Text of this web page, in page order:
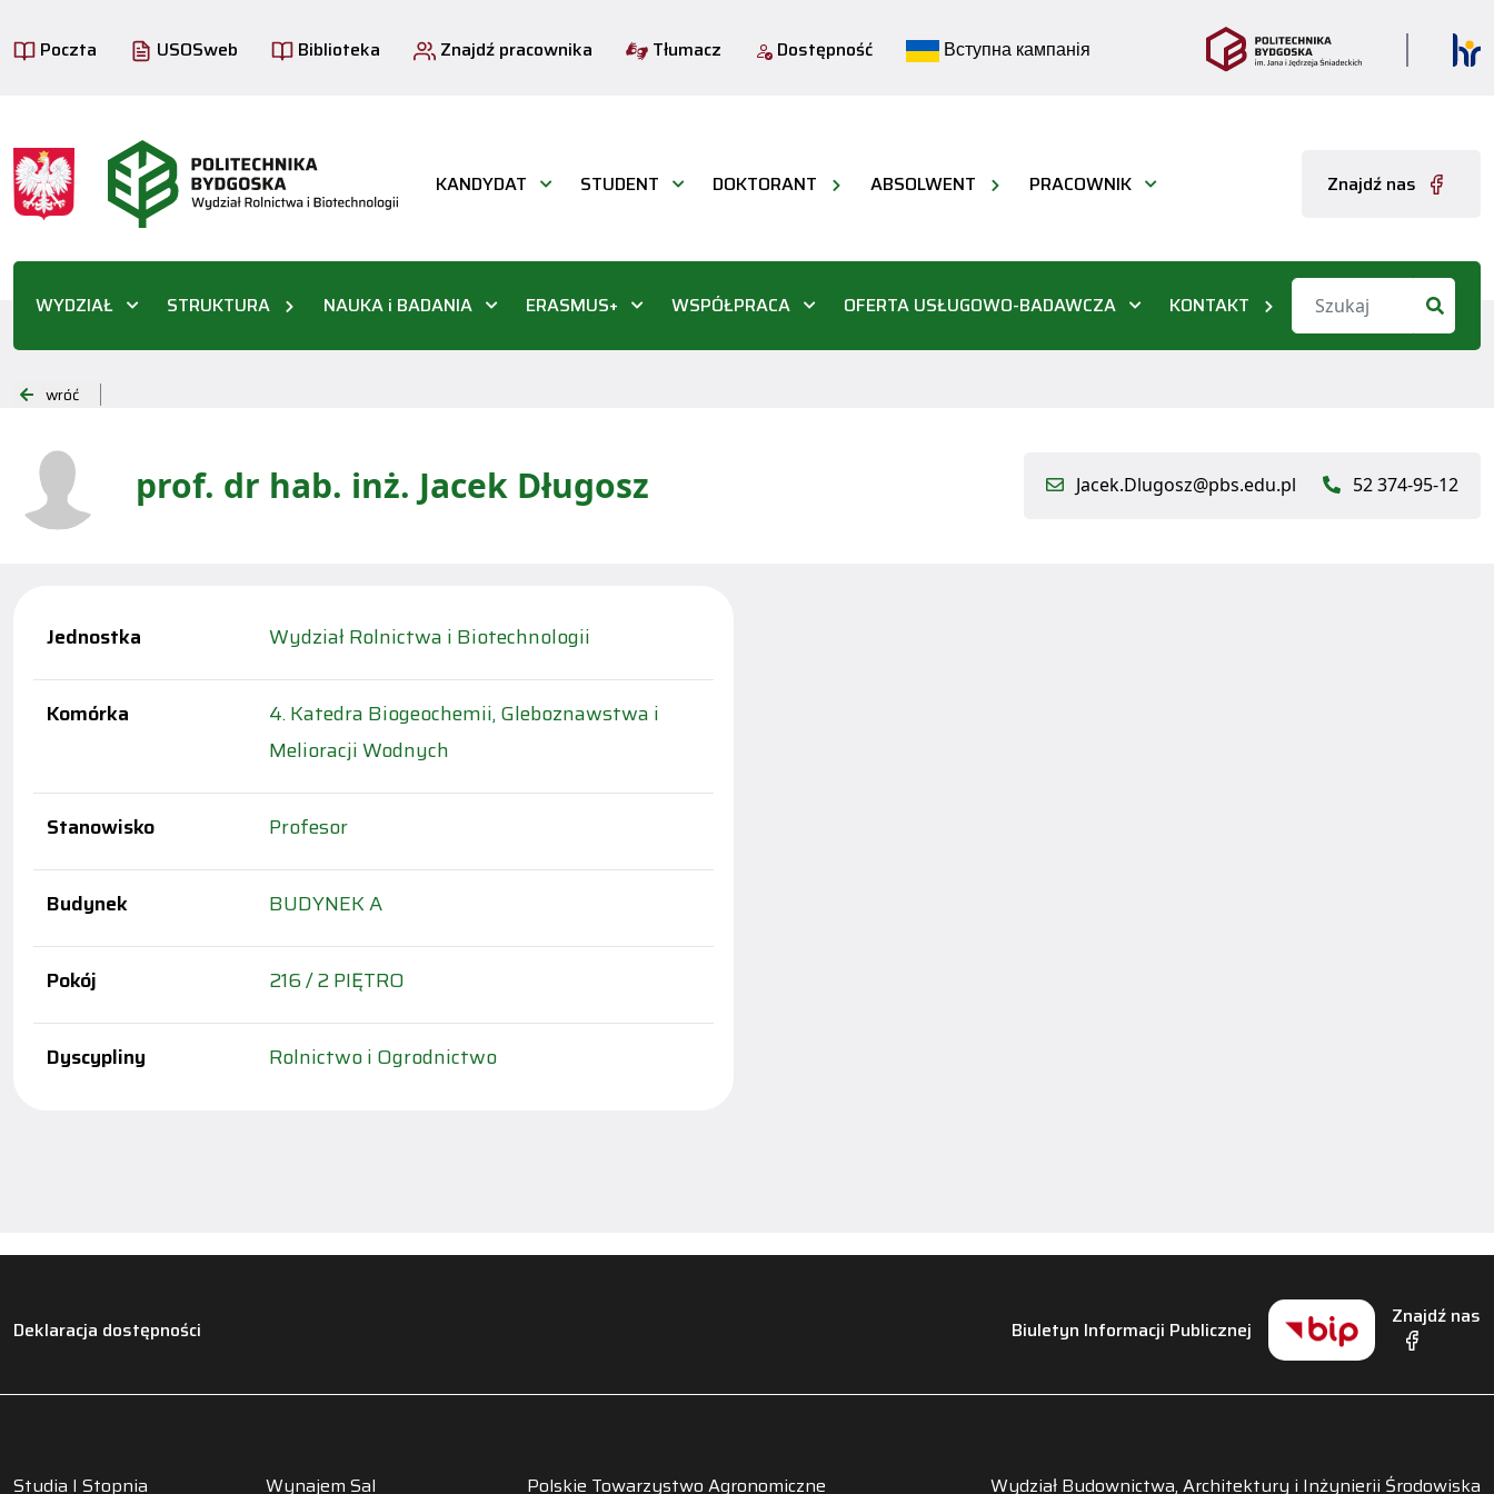
Poczta USOSweb Biblioteka Znajdź pracownika Tłumacz Dostępność Вступна кампанія
KANDYDAT STUDENT DOKTORANT ABSOLWENT PRACOWNIK Znajdź nas
WYDZIAŁ STRUKTURA NAUKA i BADANIA ERASMUS+ WSPÓŁPRACA OFERTA USŁUGOWO-BADAWCZA KONTAKT
wróć
prof. dr hab. inż. Jacek Długosz Jacek.Dlugosz@pbs.edu.pl 52 374-95-12
Jednostka Wydział Rolnictwa i Biotechnologii
Komórka
4. Katedra Biogeochemii, Gleboznawstwa i
Melioracji Wodnych
Stanowisko Profesor
Budynek BUDYNEK A
Pokój 216 / 2 PIĘTRO
Dyscypliny Rolnictwo i Ogrodnictwo
Deklaracja dostępności Biuletyn Informacji Publicznej
Znajdź nas
Studia I Stopnia Wynajem Sal Polskie Towarzystwo Agronomiczne Wydział Budownictwa, Architektury i Inżynierii Środowiska